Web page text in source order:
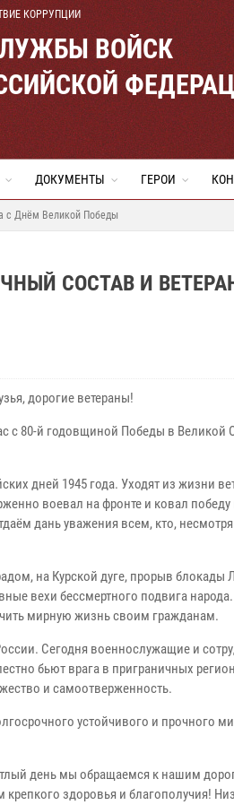
КОРРУПЦИИ
ВОЙСК
ДОКУМЕНТЫ ГЕРОИ
с Днём Великой Победы
СОСТАВ И
дорогие ветераны!
с 80-й годовщиной Победы в Великой
дней 1945 года. Уходят из жизни
воевал на фронте и ковал
дань уважения всем, кто, несмотря
на Курской дуге, прорыв блокады
вехи бессмертного подвига
мирную жизнь своим гражданам.
Сегодня военнослужащие и
бьют врага в приграничных
и самоотверженность.
устойчивого и прочного
день мы обращаемся к нашим
здоровья и благополучия!